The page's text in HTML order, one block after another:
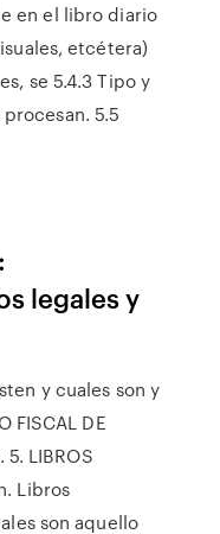
en el libro diario
etcétera)
se 5.4.3 Tipo y
5.5
legales y
y cuales son y
FISCAL DE
5. LIBROS
Libros
son aquello